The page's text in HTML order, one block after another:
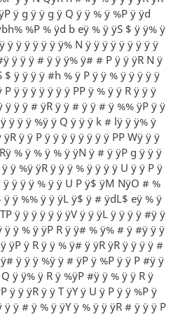
ÿ g ÿ ÿ g ÿ Q ÿ ÿ % ÿ %P ÿ ÿd
%P % ÿd b eÿ % ÿ ÿS $ ÿ ÿ% ÿ
ÿ ÿ ÿ ÿ ÿ ÿ ÿ% N ÿ ÿ ÿ ÿ ÿ ÿ ÿ ÿ ÿ
ÿ ÿ ÿ # ÿ ÿ ÿ% ÿ# # P ÿ ÿ ÿR N ÿ
ÿ ÿ ÿ ÿ #h % ÿ P ÿ ÿ % ÿ ÿ ÿ ÿ ÿ
ÿ ÿ ÿ ÿ ÿ ÿ ÿ PP ÿ % ÿ ÿ R ÿ ÿ ÿ
ÿ ÿ ÿ # ÿR ÿ ÿ # ÿ ÿ # ÿ %% ÿP ÿ ÿ
ÿ ÿ ÿ %ÿ ÿ Q ÿ ÿ ÿ k # lÿ ÿ ÿ% ÿ
ÿ ÿ P ÿ ÿ ÿ ÿ ÿ ÿ ÿ ÿ PP Wÿ ÿ ÿ
% ÿ % ÿ % ÿ ÿN ÿ # ÿ ÿP g ÿ ÿ ÿ
ÿ %ÿ ÿR ÿ ÿ ÿ % ÿ ÿ ÿ ÿ U ÿ ÿ P ÿ
ÿ ÿ ÿ % ÿ ÿ U P ÿ$ ÿM NÿO # %
ÿ %% ÿ ÿ ÿL ÿ$ ÿ # ÿdL$ eÿ % ÿ
ÿ ÿ ÿ ÿ ÿ ÿ ÿV ÿ ÿ ÿL ÿ ÿ ÿ ÿ #ÿ ÿ
ÿ % ÿ ÿP R ÿ ÿ# % ÿ% # ÿ #ÿ ÿ ÿ
ÿP ÿ R ÿ ÿ % ÿ# ÿ ÿR ÿR ÿ ÿ ÿ ÿ #
ÿ ÿ ÿ %ÿ ÿ # ÿP ÿ %P ÿ ÿ P #ÿ ÿ
ÿ ÿ% ÿ R ÿ %ÿP #ÿ ÿ % ÿ ÿ R ÿ
ÿ ÿ ÿR ÿ ÿ T ÿY ÿ U ÿ P ÿ ÿ %P ÿ
ÿ # ÿ % ÿ ÿY ÿ % ÿ ÿ ÿR # ÿ ÿ ÿ P